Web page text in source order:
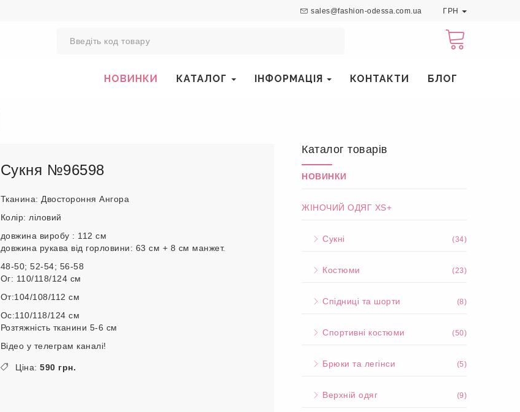
sales@fashion-odessa.com.ua ГРН
НОВИНКИ КАТАЛОГ ІНФОРМАЦІЯ КОНТАКТИ БЛОГ
Сукня №96598
Тканина: Двостороння Ангора
Колір: ліловий
довжина виробу : 112 см
довжина рукава від горловини: 63 см + 8 см манжет.
48-50; 52-54; 56-58
Ог: 110/118/124 см
От:104/108/112 см
Ос:110/118/124 см
Розтяжність тканини 5-6 см
Відео у телеграм каналі!
Ціна: 590 грн.
Каталог товарів
НОВИНКИ
ЖІНОЧИЙ ОДЯГ XS+
Сукні (34)
Костюми (23)
Спідниці та шорти (8)
Спортивні костюми (50)
Брюки та легінси (5)
Верхній одяг (9)